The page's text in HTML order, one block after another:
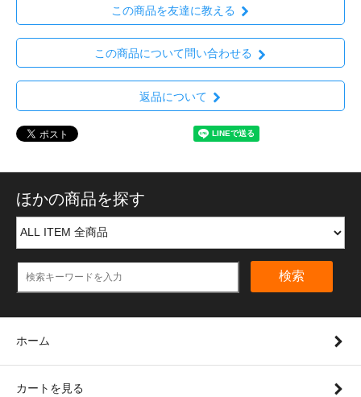
この商品を友達に教える
この商品について問い合わせる
返品について
ほかの商品を探す
検索
ホーム
カートを見る